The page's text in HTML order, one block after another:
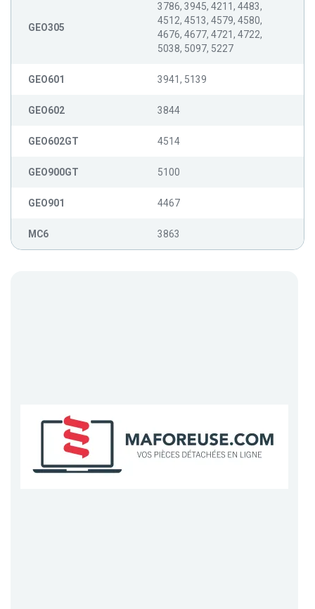
GEO305
3786, 3945, 4211, 4483,
4512, 4513, 4579, 4580,
4676, 4677, 4721, 4722,
5038, 5097, 5227
GEO601 3941, 5139
GEO602 3844
GEO602GT 4514
GEO900GT 5100
GEO901 4467
MC6 3863